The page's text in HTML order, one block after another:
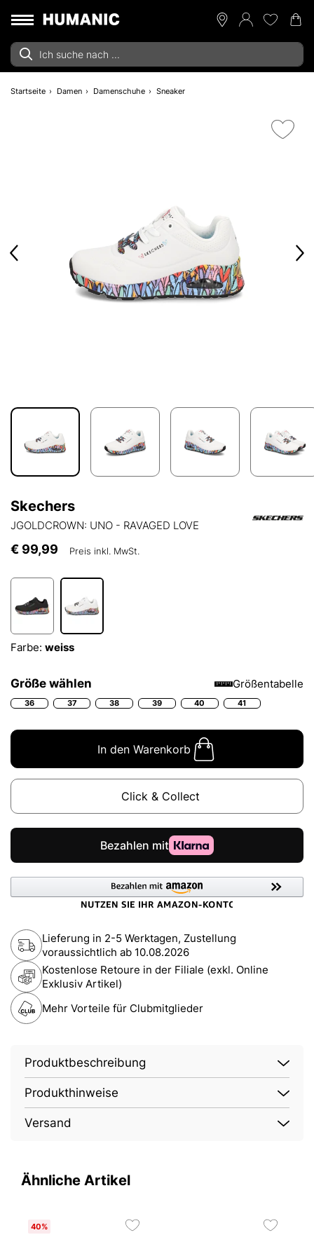
Startseite Damen Damenschuhe Sneaker
Skechers
JGOLDCROWN: UNO - RAVAGED LOVE
€ 99,99 Preis inkl. MwSt.
Farbe: weiss
Größe wählen Größentabelle
36 37 38 39 40 41
In den Warenkorb
Click & Collect
Lieferung in 2-5 Werktagen, Zustellung
voraussichtlich ab 10.08.2026
Kostenlose Retoure in der Filiale (exkl. Online
Exklusiv Artikel)
Mehr Vorteile für Clubmitglieder
Produktbeschreibung
Produkthinweise
Versand
Ähnliche Artikel
40%